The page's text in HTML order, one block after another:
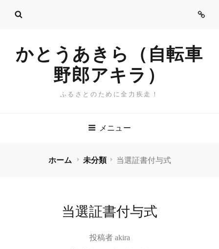
ご
かとうあきら（自転車
野郎アキラ）
ふるさとのために全力疾走！
メニュー
ホーム 未分類 当選証書付与式
当選証書付与式
投稿者 akira